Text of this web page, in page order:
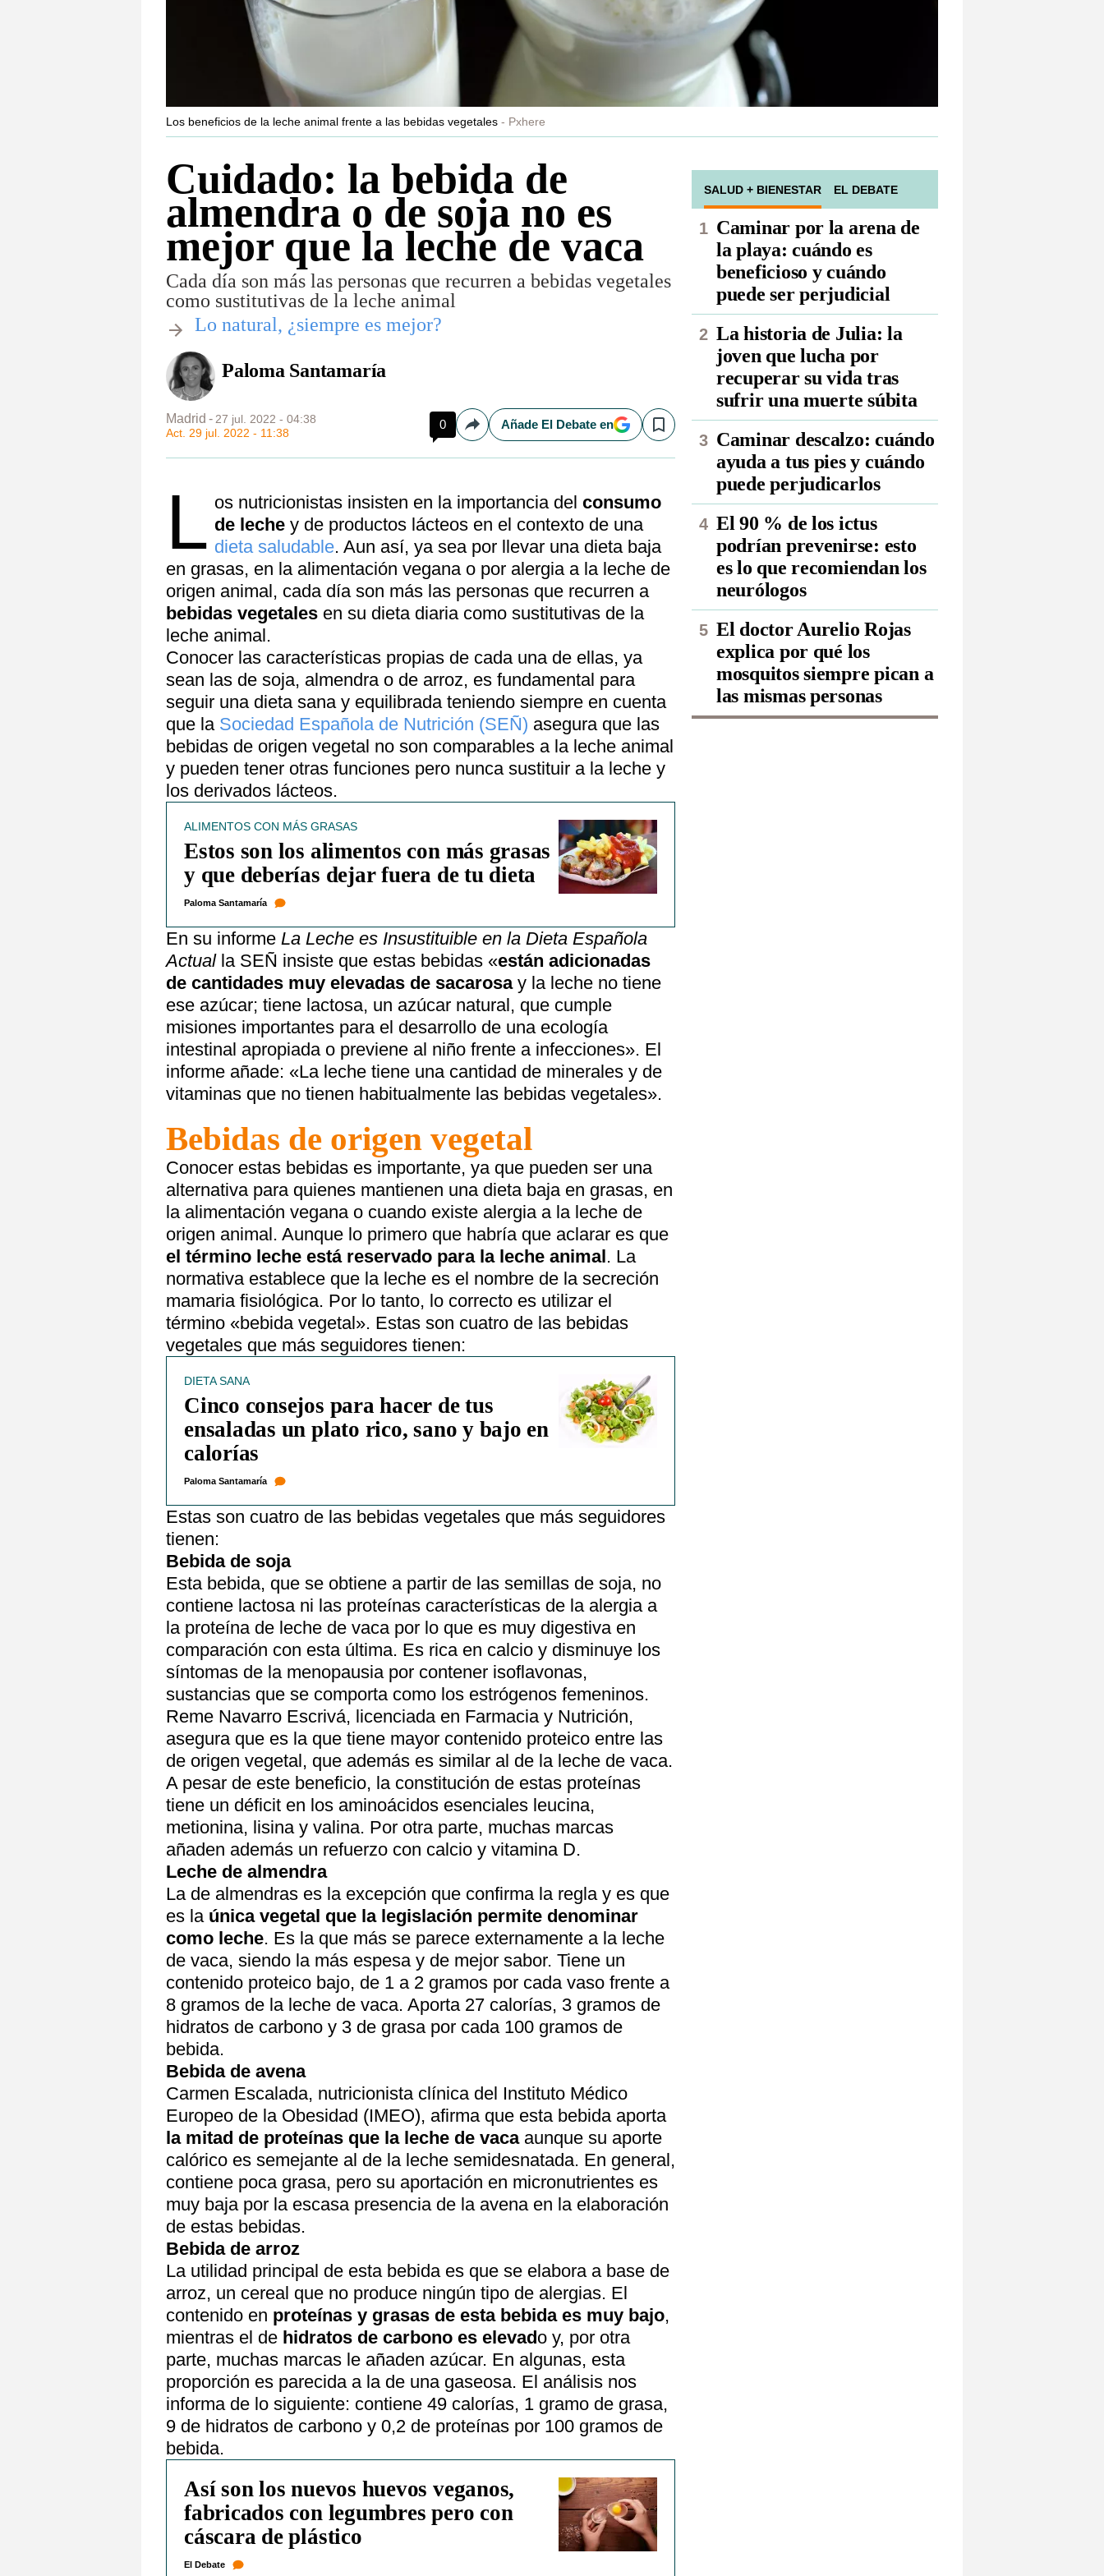
Los beneficios de la leche animal frente a las bebidas vegetales Pxhere
Cuidado: la bebida de
almendra o de soja no es
mejor que la leche de vaca
Cada día son más las personas que recurren a bebidas vegetales
como sustitutivas de la leche animal
Lo natural, ¿siempre es mejor?
Paloma Santamaría
Madrid
27 jul. 2022 - 04:38
Act. 29 jul. 2022 - 11:38
0 CompartirAñade El Debate en Save
L os nutricionistas insisten en la importancia delconsumo
de leche y de productos lácteos en el contexto de una
dieta saludable. Aun así, ya sea por llevar una dieta baja
en grasas, en la alimentación vegana o por alergia a la leche de
origen animal, cada día son más las personas que recurren a
bebidas vegetales en su dieta diaria como sustitutivas de la
leche animal.
Conocer las características propias de cada una de ellas, ya
sean las de soja, almendra o de arroz, es fundamental para
seguir una dieta sana y equilibrada teniendo siempre en cuenta
que la Sociedad Española de Nutrición (SEÑ) asegura que las
bebidas de origen vegetal no son comparables a la leche animal
y pueden tener otras funciones pero nunca sustituir a la leche y
los derivados lácteos.
ALIMENTOS CON MÁS GRASAS
Estos son los alimentos con más grasas
y que deberías dejar fuera de tu dieta
Paloma Santamaría
En su informe La Leche es Insustituible en la Dieta Española
Actualla SEÑ insiste que estas bebidas «están adicionadas
de cantidades muy elevadas de sacarosay la leche no tiene
ese azúcar; tiene lactosa, un azúcar natural, que cumple
misiones importantes para el desarrollo de una ecología
intestinal apropiada o previene al niño frente a infecciones». El
informe añade: «La leche tiene una cantidad de minerales y de
vitaminas que no tienen habitualmente las bebidas vegetales».
Bebidas de origen vegetal
Conocer estas bebidas es importante, ya que pueden ser una
alternativa para quienes mantienen una dieta baja en grasas, en
la alimentación vegana o cuando existe alergia a la leche de
origen animal. Aunque lo primero que habría que aclarar es que
el término leche está reservado para la leche animal . La
normativa establece que la leche es el nombre de la secreción
mamaria fisiológica. Por lo tanto, lo correcto es utilizar el
término «bebida vegetal». Estas son cuatro de las bebidas
vegetales que más seguidores tienen:
DIETA SANA
Cinco consejos para hacer de tus
ensaladas un plato rico, sano y bajo en
calorías
Paloma Santamaría
Estas son cuatro de las bebidas vegetales que más seguidores
tienen:
Bebida de soja
Esta bebida, que se obtiene a partir de las semillas de soja, no
contiene lactosa ni las proteínas características de la alergia a
la proteína de leche de vaca por lo que es muy digestiva en
comparación con esta última. Es rica en calcio y disminuye los
síntomas de la menopausia por contener isoflavonas,
sustancias que se comporta como los estrógenos femeninos.
Reme Navarro Escrivá, licenciada en Farmacia y Nutrición,
asegura que es la que tiene mayor contenido proteico entre las
de origen vegetal, que además es similar al de la leche de vaca.
A pesar de este beneficio, la constitución de estas proteínas
tiene un déficit en los aminoácidos esenciales leucina,
metionina, lisina y valina. Por otra parte, muchas marcas
añaden además un refuerzo con calcio y vitamina D.
Leche de almendra
La de almendras es la excepción que confirma la regla y es que
es laúnica vegetal que la legislación permite denominar
como leche. Es la que más se parece externamente a la leche
de vaca, siendo la más espesa y de mejor sabor. Tiene un
contenido proteico bajo, de 1 a 2 gramos por cada vaso frente a
8 gramos de la leche de vaca. Aporta 27 calorías, 3 gramos de
hidratos de carbono y 3 de grasa por cada 100 gramos de
bebida.
Bebida de avena
Carmen Escalada, nutricionista clínica del Instituto Médico
Europeo de la Obesidad (IMEO), afirma que esta bebida aporta
la mitad de proteínas que la leche de vacaaunque su aporte
calórico es semejante al de la leche semidesnatada. En general,
contiene poca grasa, pero su aportación en micronutrientes es
muy baja por la escasa presencia de la avena en la elaboración
de estas bebidas.
Bebida de arroz
La utilidad principal de esta bebida es que se elabora a base de
arroz, un cereal que no produce ningún tipo de alergias. El
contenido en proteínas y grasas de esta bebida es muy bajo,
mientras el de hidratos de carbono es elevad o y, por otra
parte, muchas marcas le añaden azúcar. En algunas, esta
proporción es parecida a la de una gaseosa. El análisis nos
informa de lo siguiente: contiene 49 calorías, 1 gramo de grasa,
9 de hidratos de carbono y 0,2 de proteínas por 100 gramos de
bebida.
Así son los nuevos huevos veganos,
fabricados con legumbres pero con
cáscara de plástico
El Debate
SALUD + BIENESTAR EL DEBATE
Caminar por la arena de
la playa: cuándo es
beneficioso y cuándo
puede ser perjudicial
La historia de Julia: la
joven que lucha por
recuperar su vida tras
sufrir una muerte súbita
Caminar descalzo: cuándo
ayuda a tus pies y cuándo
puede perjudicarlos
El 90 % de los ictus
podrían prevenirse: esto
es lo que recomiendan los
neurólogos
El doctor Aurelio Rojas
explica por qué los
mosquitos siempre pican a
las mismas personas